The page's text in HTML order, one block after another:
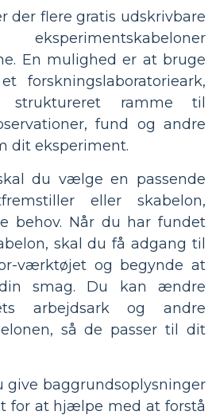
der flere gratis udskrivbare
En mulighed er at bruge
forskningslaboratorieark,
ramme til
fund og andre
dit eksperiment.
du vælge en passende
eller skabelon,
behov. Når du har fundet
skal du få adgang til
værktøjet og begynde at
smag. Du kan ændre
arbejdsark og andre
så de passer til dit
give baggrundsoplysninger
for at hjælpe med at forstå